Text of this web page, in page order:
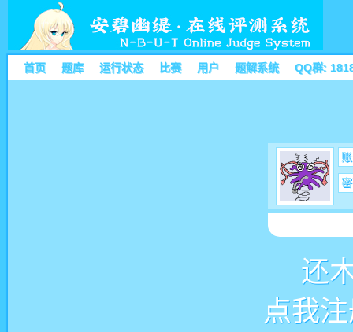
首页 题库 运行状态 比赛 用户 题解系统 QQ群:
还
点我